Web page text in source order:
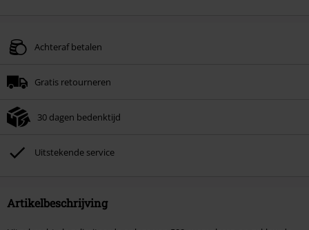
Achteraf betalen
Gratis retourneren
30 dagen bedenktijd
Uitstekende service
Artikelbeschrijving